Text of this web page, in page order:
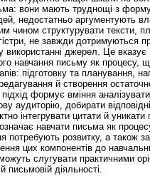
вони мають труднощі з
недостатньо аргументують
чином структурувати тексти,
не завжди дотримуються
використанні джерел. Це вказує
навчання письму як процесу,
підготовку та планування,
й створення
формує вміння
аудиторію, добирати
інтегрувати цитати й уникати
навчати письма як
потребують розвитку, а також
цих компонентів до
слугувати практичними
письмовій діяльності.